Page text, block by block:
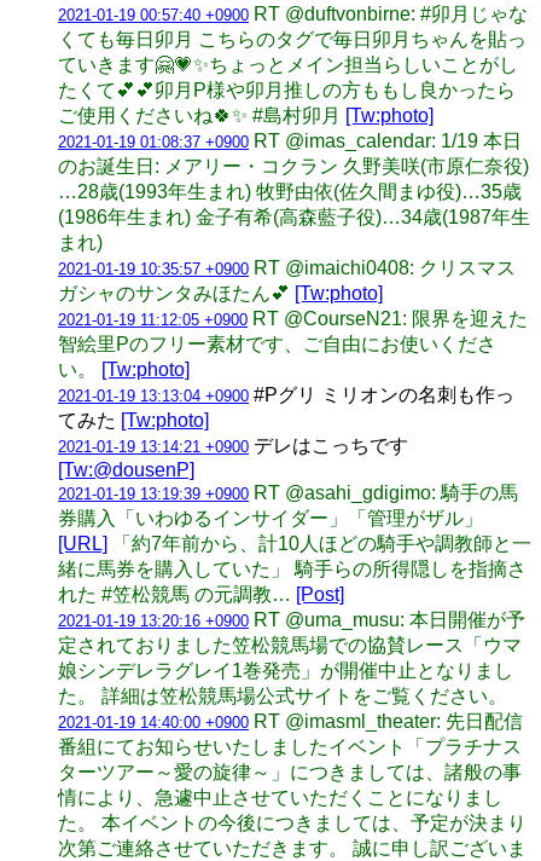
2021-01-19 00:57:40 +0900 RT @duftvonbirne: #卯月じゃな
くても毎日卯月 こちらのタグで毎日卯月ちゃんを貼っ
ていきます🤗💗✨ちょっとメイン担当らしいことがし
たくて💕💕卯月P様や卯月推しの方ももし良かったら
ご使用くださいね🍀✨ #島村卯月 [Tw:photo]
2021-01-19 01:08:37 +0900 RT @imas_calendar: 1/19 本日
のお誕生日: メアリー・コクラン 久野美咲(市原仁奈役)
…28歳(1993年生まれ) 牧野由依(佐久間まゆ役)…35歳
(1986年生まれ) 金子有希(高森藍子役)…34歳(1987年生
まれ)
2021-01-19 10:35:57 +0900 RT @imaichi0408: クリスマス
ガシャのサンタみほたん💕 [Tw:photo]
2021-01-19 11:12:05 +0900 RT @CourseN21: 限界を迎えた
智絵里Pのフリー素材です、ご自由にお使いくださ
い。
[Tw:photo]
2021-01-19 13:13:04 +0900 #Pグリ ミリオンの名刺も作っ
てみた [Tw:photo]
2021-01-19 13:14:21 +0900 デレはこっちです
[Tw:@dousenP]
2021-01-19 13:19:39 +0900 RT @asahi_gdigimo: 騎手の馬
券購入「いわゆるインサイダー」「管理がザル」
[URL]
「約7年前から、計10人ほどの騎手や調教師と一
緒に馬券を購入していた」 騎手らの所得隠しを指摘さ
れた #笠松競馬 の元調教… [Post]
2021-01-19 13:20:16 +0900 RT @uma_musu: 本日開催が予
定されておりました笠松競馬場での協賛レース「ウマ
娘シンデレラグレイ1巻発売」が開催中止となりまし
た。 詳細は笠松競馬場公式サイトをご覧ください。
2021-01-19 14:40:00 +0900 RT @imasml_theater: 先日配信
番組にてお知らせいたしましたイベント「プラチナス
ターツアー～愛の旋律～」につきましては、諸般の事
情により、急遽中止させていただくことになりまし
た。 本イベントの今後につきましては、予定が決まり
次第ご連絡させていただきます。 誠に申し訳ございま